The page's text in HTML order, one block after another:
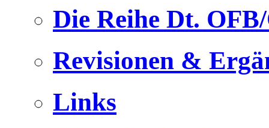
Die Reihe Dt.
Revisionen &
Links